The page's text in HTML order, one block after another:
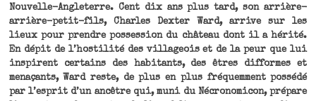
Nouvelle-Angleterre. Cent dix ans plus tard, son arrière-
arrière-petit-fils, Charles Dexter Ward, arrive sur les
lieux pour prendre possession du château dont il a hérité.
En dépit de l’hostilité des villageois et de la peur que lui
inspirent certains des habitants, des êtres difformes et
menaçants, Ward reste, de plus en plus fréquemment possédé
par l’esprit d’un ancêtre qui, muni du Nécronomicon, prépare